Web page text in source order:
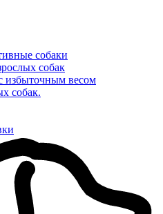
собаки
собак
избыточным весом
собак.